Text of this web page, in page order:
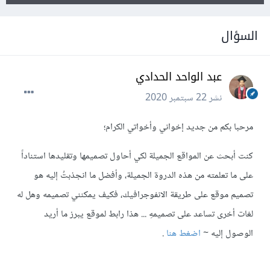
السؤال
عبد الواحد الحدادي
نشر22 سبتمبر 2020
مرحبا بكم من جديد إخواني وأخواتي الكرام؛
كنت أبحث عن المواقع الجميلة لكي أحاول تصميمها وتقليدها استناداً
على ما تعلمته من هذه الدروة الجميلة، وأفضل ما انجذبتُ إليه هو
تصميم موقع على طريقة الانفوجرافيك، فكيف يمكنني تصميمه وهل له
لغات أخرى تساعد على تصميمهِ ... هذا رابط لموقع يبرز ما أريد
الوصول إليه ~اضغط هنا.